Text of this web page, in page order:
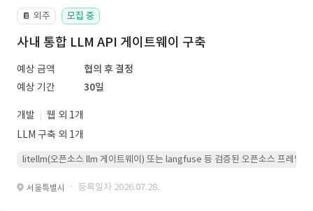
📔 외주 모집 중
사내 통합 LLM API 게이트웨이 구축
예상 금액
협의 후 결정
예상 기간
30일
개발
웹 외 1개
LLM 구축 외 1개
litellm(오픈소스 llm 게이트웨이) 또는 langfuse 등 검증된 오픈소스 프레임워
서울특별시 · 등록일자 2026.07.28.